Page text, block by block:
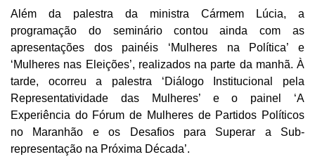
Além da palestra da ministra Cármem Lúcia, a
programação do seminário contou ainda com as
apresentações dos painéis ‘Mulheres na Política’ e
‘Mulheres nas Eleições’, realizados na parte da manhã. À
tarde, ocorreu a palestra ‘Diálogo Institucional pela
Representatividade das Mulheres’ e o painel ‘A
Experiência do Fórum de Mulheres de Partidos Políticos
no Maranhão e os Desafios para Superar a Sub-
representação na Próxima Década’.